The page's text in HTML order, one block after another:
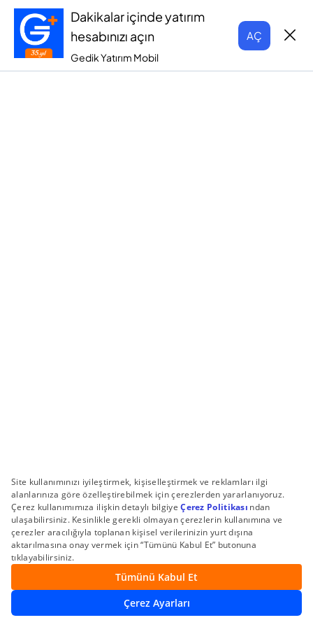
Dakikalar içinde yatırım
hesabınızı açın
Gedik Yatırım Mobil
AÇ